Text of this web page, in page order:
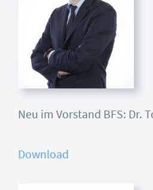
Neu im Vorstand BFS: Dr.
Download